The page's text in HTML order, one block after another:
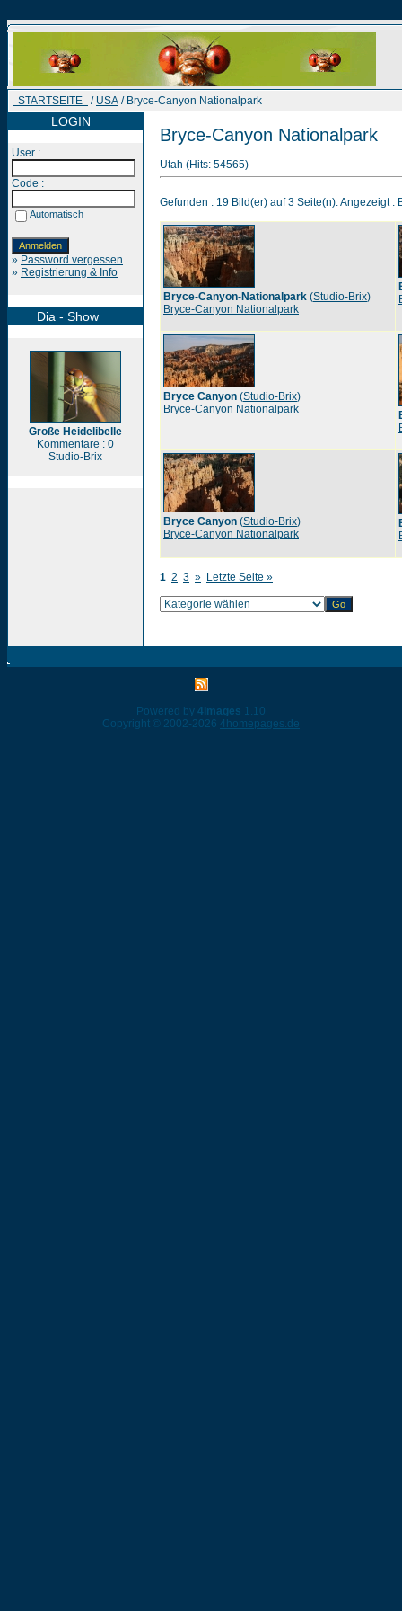
STARTSEITE / USA / Bryce-Canyon Nationalpark
LOGIN
User :
Code :
Automatisch
» Password vergessen
» Registrierung & Info
Dia - Show
Große Heidelibelle
Kommentare : 0
Studio-Brix
Bryce-Canyon Nationalpark
Utah (Hits: 54565)
Gefunden : 19 Bild(er) auf 3 Seite(n). Angezeigt :
Bryce-Canyon-Nationalpark (Studio-Brix)
Bryce-Canyon Nationalpark
Bryce Canyon (Studio-Brix)
Bryce-Canyon Nationalpark
Bryce Canyon (Studio-Brix)
Bryce-Canyon Nationalpark
1 2 3 » Letzte Seite »
Powered by 4images 1.10
Copyright © 2002-2026 4homepages.de